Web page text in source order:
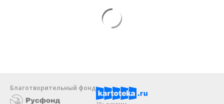
Благотворительный фонд